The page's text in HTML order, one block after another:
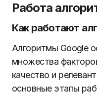
Работа
Как работают
Алгоритмы Google
множества
качество и
основные этапы